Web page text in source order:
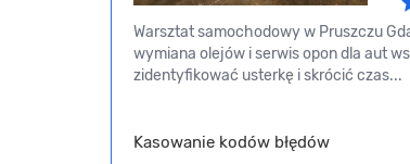
Warsztat samochodowy w Pruszczu
wymiana olejów i serwis opon dla aut
zidentyfikować usterkę i skrócić czas...
Kasowanie kodów błędów